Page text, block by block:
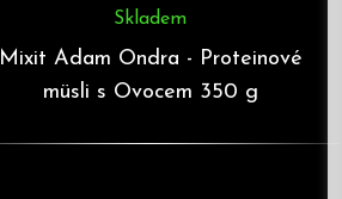
Mixit Adam Ondra - Proteinové
müsli s Ovocem 350 g
Skladem